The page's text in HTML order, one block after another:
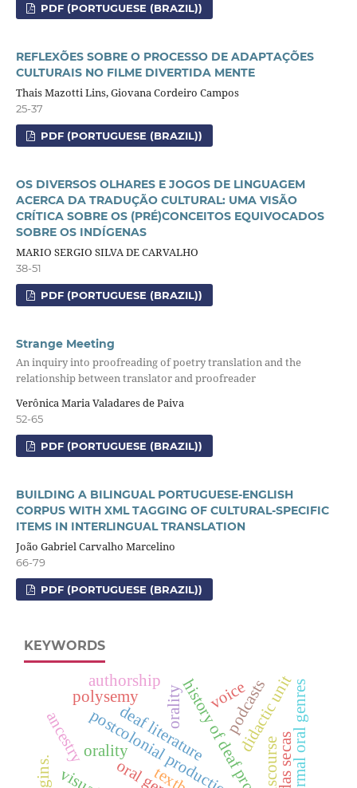
PDF (PORTUGUESE (BRAZIL))
REFLEXÕES SOBRE O PROCESSO DE ADAPTAÇÕES
CULTURAIS NO FILME DIVERTIDA MENTE
Thais Mazotti Lins, Giovana Cordeiro Campos
25-37
PDF (PORTUGUESE (BRAZIL))
OS DIVERSOS OLHARES E JOGOS DE LINGUAGEM
ACERCA DA TRADUÇÃO CULTURAL: UMA VISÃO
CRÍTICA SOBRE OS (PRÉ)CONCEITOS EQUIVOCADOS
SOBRE OS INDÍGENAS
MARIO SERGIO SILVA DE CARVALHO
38-51
PDF (PORTUGUESE (BRAZIL))
Strange Meeting
An inquiry into proofreading of poetry translation and the
relationship between translator and proofreader
Verônica Maria Valadares de Paiva
52-65
PDF (PORTUGUESE (BRAZIL))
BUILDING A BILINGUAL PORTUGUESE-ENGLISH
CORPUS WITH XML TAGGING OF CULTURAL-SPECIFIC
ITEMS IN INTERLINGUAL TRANSLATION
João Gabriel Carvalho Marcelino
66-79
PDF (PORTUGUESE (BRAZIL))
KEYWORDS
deaf literaturehistory of deaf prose
postcolonial productions
orality didactic unit
orality
polysemy
authorship podcasts formal oral genres
voice
ancestry vidas secas